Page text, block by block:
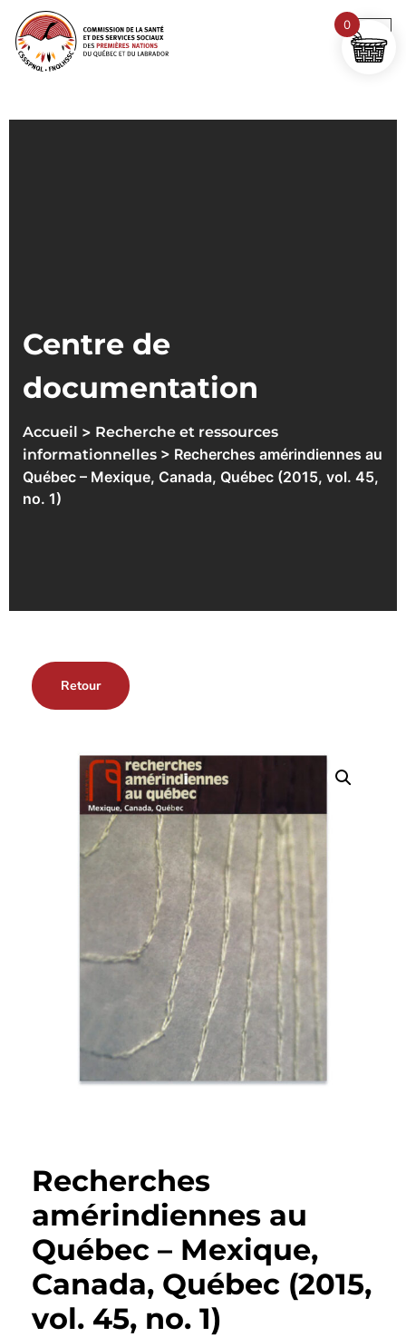
Centre de
documentation
Accueil > Recherche et ressources
informationnelles > Recherches amérindiennes au
Québec – Mexique, Canada, Québec (2015, vol. 45,
no. 1)
Retour
Recherches
amérindiennes au
Québec – Mexique,
Canada, Québec (2015,
vol. 45, no. 1)
0